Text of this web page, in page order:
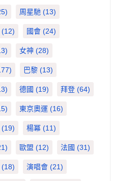
周星馳 (13)
國會(24)
女神 (28)
巴黎(13)
德國 (19) 拜登(64)
東京奧運 (16)
楊冪(11)
歐盟 (12) 法國 (31)
(18) 演唱會(21)